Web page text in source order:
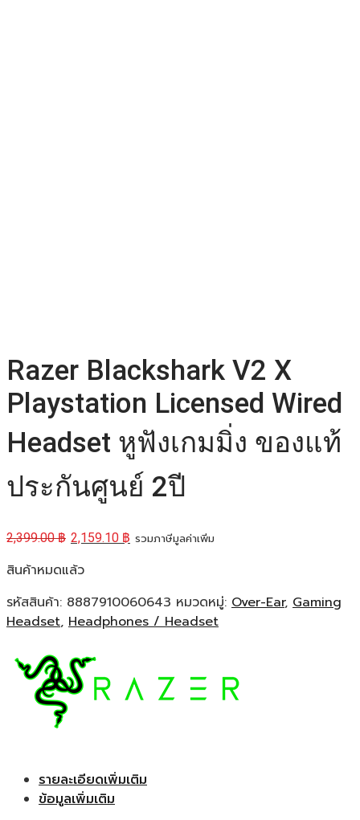
Razer Blackshark V2 X
Playstation Licensed Wired
Headset หูฟังเกมมิ่ง ของแท้
ประกันศูนย์ 2ปี
2,399.00฿ 2,159.10 ฿ รวมภาษีมูลค่าเพิ่ม
สินค้าหมดแล้ว
รหัสสินค้า: 8887910060643 หมวดหมู่: Over-Ear, Gaming
Headset, Headphones / Headset
รายละเอียดเพิ่มเติม
ข้อมูลเพิ่มเติม